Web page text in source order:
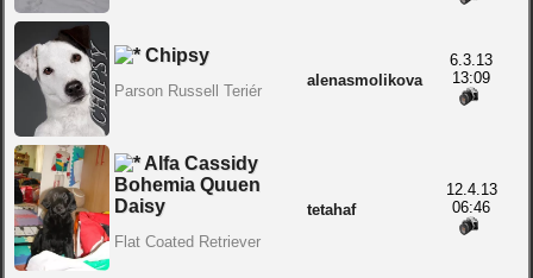
Chipsy
Parson Russell Teriér
alenasmolikova
6.3.13
13:09
Alfa Cassidy
Bohemia Quuen
Daisy
Flat Coated Retriever
tetahaf
12.4.13
06:46